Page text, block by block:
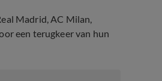
Madrid, AC Milan,
een terugkeer van hun